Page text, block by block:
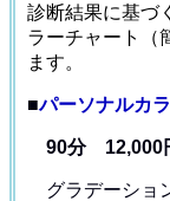
診断結果に基づ
ラーチャート（
ます。
■パーソナルカ
90分 12,000
グラデーショ